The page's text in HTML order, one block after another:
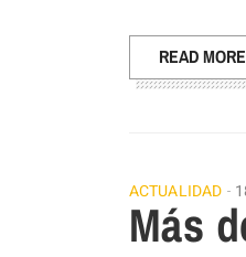
READ MORE
ACTUALIDAD
Más